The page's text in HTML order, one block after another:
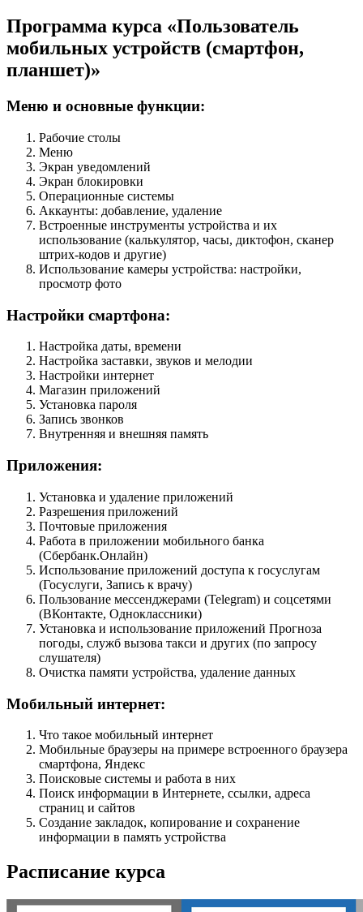
Программа курса «Пользователь
мобильных устройств (смартфон,
планшет)»
Меню и основные функции:
Рабочие столы
Меню
Экран уведомлений
Экран блокировки
Операционные системы
Аккаунты: добавление, удаление
Встроенные инструменты устройства и их
использование (калькулятор, часы, диктофон, сканер
штрих-кодов и другие)
Использование камеры устройства: настройки,
просмотр фото
Настройки смартфона:
Настройка даты, времени
Настройка заставки, звуков и мелодии
Настройки интернет
Магазин приложений
Установка пароля
Запись звонков
Внутренняя и внешняя память
Приложения:
Установка и удаление приложений
Разрешения приложений
Почтовые приложения
Работа в приложении мобильного банка
(Сбербанк.Онлайн)
Использование приложений доступа к госуслугам
(Госуслуги, Запись к врачу)
Пользование мессенджерами (Telegram) и соцсетями
(ВКонтакте, Одноклассники)
Установка и использование приложений Прогноза
погоды, служб вызова такси и других (по запросу
слушателя)
Очистка памяти устройства, удаление данных
Мобильный интернет:
Что такое мобильный интернет
Мобильные браузеры на примере встроенного браузера
смартфона, Яндекс
Поисковые системы и работа в них
Поиск информации в Интернете, ссылки, адреса
страниц и сайтов
Создание закладок, копирование и сохранение
информации в память устройства
Расписание курса